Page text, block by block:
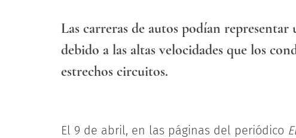
Las carreras de autos podían
debido a las altas velocidades que los
estrechos circuitos.
El 9 de abril, en las páginas del periódico